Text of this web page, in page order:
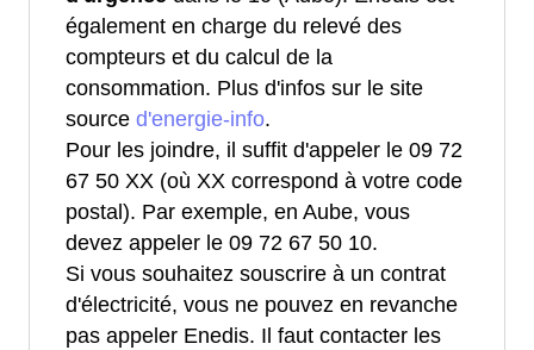
également en charge du relevé des
compteurs et du calcul de la
consommation. Plus d'infos sur le site
source d'energie-info.
Pour les joindre, il suffit d'appeler le 09 72
67 50 XX (où XX correspond à votre code
postal). Par exemple, en Aube, vous
devez appeler le 09 72 67 50 10.
Si vous souhaitez souscrire à un contrat
d'électricité, vous ne pouvez en revanche
pas appeler Enedis. Il faut contacter les